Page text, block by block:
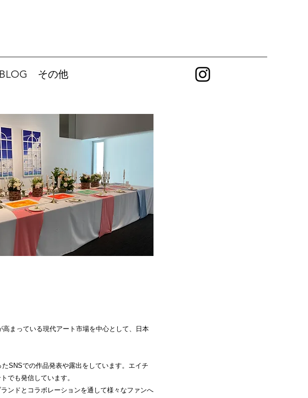
BLOG その他
まっている現代アート市場を中心として、日本
SNSでの作品発表や露出をしています。エイチ
でも発信しています。
ンドとコラボレーションを通して様々なファンへ